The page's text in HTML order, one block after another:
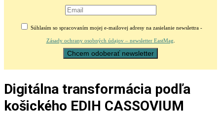
Súhlasím so spracovaním mojej e-mailovej adresy na zasielanie newslettra -
Zásady ochrany osobných údajov – newsletter EastMag
Digitálna transformácia podľa
košického EDIH CASSOVIUM